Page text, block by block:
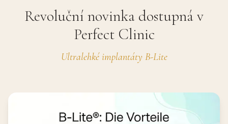
Revoluční novinka dostupná v
Perfect Clinic
Ultralehké implantáty B-Lite